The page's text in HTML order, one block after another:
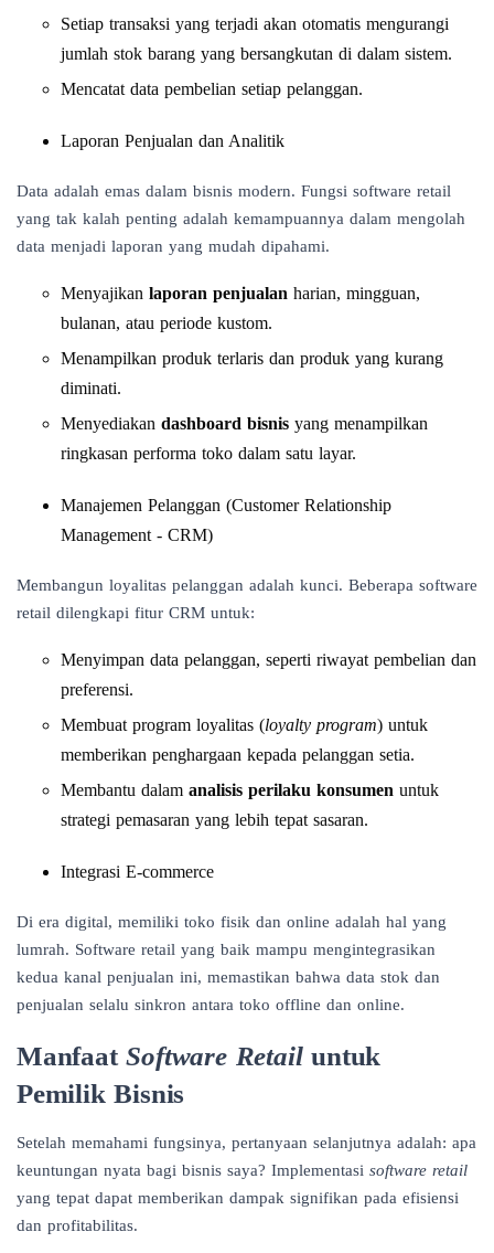
Setiap transaksi yang terjadi akan otomatis mengurangi
jumlah stok barang yang bersangkutan di dalam sistem.
Mencatat data pembelian setiap pelanggan.
Laporan Penjualan dan Analitik
Data adalah emas dalam bisnis modern. Fungsi software retail
yang tak kalah penting adalah kemampuannya dalam mengolah
data menjadi laporan yang mudah dipahami.
Menyajikan laporan penjualan harian, mingguan,
bulanan, atau periode kustom.
Menampilkan produk terlaris dan produk yang kurang
diminati.
Menyediakan dashboard bisnis yang menampilkan
ringkasan performa toko dalam satu layar.
Manajemen Pelanggan (Customer Relationship
Management - CRM)
Membangun loyalitas pelanggan adalah kunci. Beberapa software
retail dilengkapi fitur CRM untuk:
Menyimpan data pelanggan, seperti riwayat pembelian dan
preferensi.
Membuat program loyalitas (loyalty program) untuk
memberikan penghargaan kepada pelanggan setia.
Membantu dalam analisis perilaku konsumen untuk
strategi pemasaran yang lebih tepat sasaran.
Integrasi E-commerce
Di era digital, memiliki toko fisik dan online adalah hal yang
lumrah. Software retail yang baik mampu mengintegrasikan
kedua kanal penjualan ini, memastikan bahwa data stok dan
penjualan selalu sinkron antara toko offline dan online.
ManfaatSoftware Retailuntuk
Pemilik Bisnis
Setelah memahami fungsinya, pertanyaan selanjutnya adalah: apa
keuntungan nyata bagi bisnis saya? Implementasi software retail
yang tepat dapat memberikan dampak signifikan pada efisiensi
dan profitabilitas.